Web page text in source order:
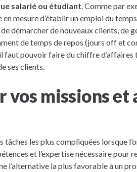
salarié ou étudiant . Comme par
mesure d’établir un emploi du
démarcher de nouveaux clients,
de temps de repos (jours off et
faut pouvoir faire du chiffre
ses clients.
vos missions et
tâches les plus compliquées lorsque
et l’expertise nécessaire pour
l’alternative la plus favorable à un